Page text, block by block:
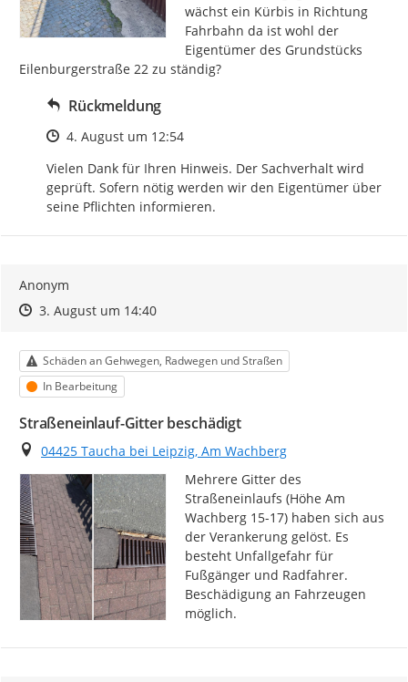
wächst ein Kürbis in Richtung
Fahrbahn da ist wohl der
Eigentümer des Grundstücks
Eilenburgerstraße 22 zu ständig?
Rückmeldung
Zeitpunkt des Erstellens
4. August um 12:54
Vielen Dank für Ihren Hinweis. Der Sachverhalt wird
geprüft. Sofern nötig werden wir den Eigentümer über
seine Pflichten informieren.
Anonym
Zeitpunkt des Erstellens
Zeitpunkt des Erstellens
3. August um 14:40Zur Äußerung
Kategorie
Schäden an Gehwegen, Radwegen und Straßen
Status
In Bearbeitung
Straßeneinlauf-Gitter beschädigt
Ort
04425 Taucha bei Leipzig, Am Wachberg
Mehrere Gitter des
Straßeneinlaufs (Höhe Am
Wachberg 15-17) haben sich aus
der Verankerung gelöst. Es
besteht Unfallgefahr für
Fußgänger und Radfahrer.
Beschädigung an Fahrzeugen
möglich.